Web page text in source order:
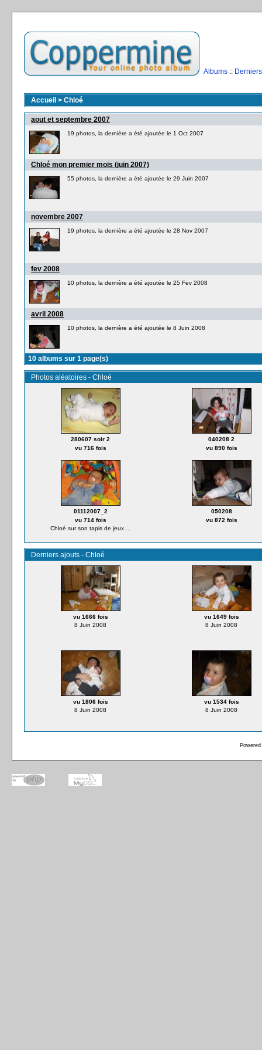
Albums::
Accueil > Chloé
aout et septembre 2007
19 photos, la dernière a été ajoutée le 1 Oct 2007
Chloé mon premier mois (juin 2007)
55 photos, la dernière a été ajoutée le 29 Juin 2007
novembre 2007
19 photos, la dernière a été ajoutée le 28 Nov 2007
fev 2008
10 photos, la dernière a été ajoutée le 25 Fev 2008
avril 2008
10 photos, la dernière a été ajoutée le 8 Juin 2008
10 albums sur 1 page(s)
Photos aléatoires - Chloé
280607 soir 2
vu 716 fois
040208 2
vu 890 fois
01112007_2
vu 714 fois
Chloé sur son tapis de jeux ...
050208
vu 872 fois
Derniers ajouts - Chloé
vu 1666 fois
8 Juin 2008
vu 1649 fois
8 Juin 2008
vu 1806 fois
8 Juin 2008
vu 1534 fois
8 Juin 2008